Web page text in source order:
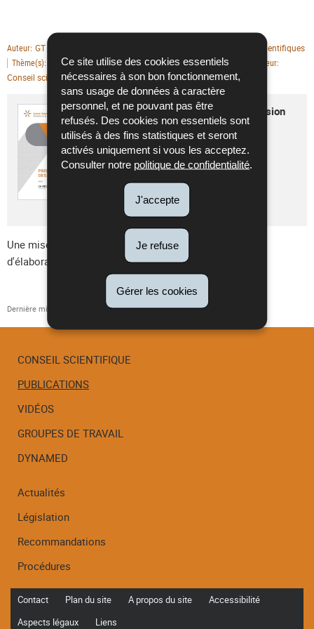
Ce site utilise des cookies essentiels
nécessaires à son bon fonctionnement,
sans usage de données à caractère
personnel, et ne pouvant pas être
refusés. Des cookies non essentiels sont
utilisés à des fins statistiques et seront
activés uniquement si vous les acceptez.
Consulter notre politique de confidentialité
J'accepte
Je refuse
Gérer les cookies
Auteur GT Troubles du sommeil Publications scientifiques
Thème(s) Troubles du sommeil Date de parution 11/11/2020 Editeur
Conseil scientifique
Prise en charge des insomnies - version
longue 2020
Langue :Français
Pdf - 1,66 Mo - 27 page(s)
Télécharger
Une mise à jour de cette recommandation est en cours
d'élaboration.
Dernière mise à jour 24/12/2020
Menu
de
navigation
CONSEIL SCIENTIFIQUE
PUBLICATIONS
VIDÉOS
GROUPES DE TRAVAIL
DYNAMED
Actualités
Législation
Recommandations
Procédures
Contact Plan du site A propos du site
Accessibilité
Aspects légaux
Liens